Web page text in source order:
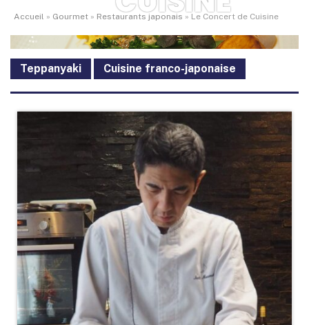
Accueil » Gourmet » Restaurants japonais » Le Concert de Cuisine
Teppanyaki Cuisine franco-japonaise